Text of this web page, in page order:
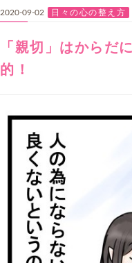
2020-09-02 日々の心の整え方
「親切」はからだ
的！